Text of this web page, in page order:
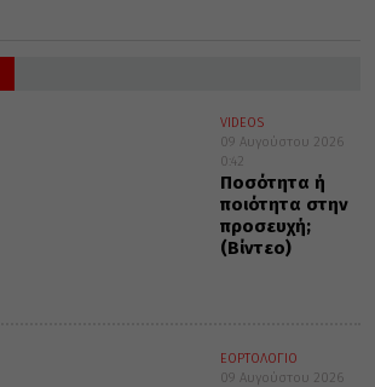
VIDEOS
09 Αυγούστου 2026
0:42
Ποσότητα ή
ποιότητα στην
προσευχή;
(Βίντεο)
ΕΟΡΤΟΛΟΓΙΟ
09 Αυγούστου 2026